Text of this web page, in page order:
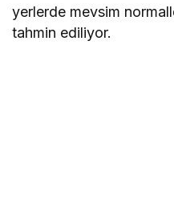
yerlerde mevsim
tahmin ediliyor.